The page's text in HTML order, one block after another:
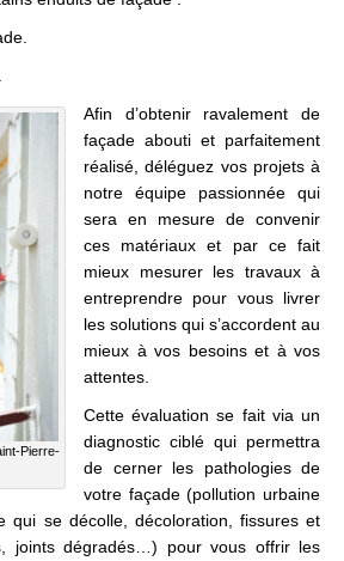
Pierre-
Afin d’obtenir ravalement de
façade abouti et parfaitement
réalisé, déléguez vos projets à
notre équipe passionnée qui
sera en mesure de convenir
ces matériaux et par ce fait
mieux mesurer les travaux à
entreprendre pour vous livrer
les solutions qui s’accordent au
mieux à vos besoins et à vos
attentes.
Cette évaluation se fait via un
diagnostic ciblé qui permettra
de cerner les pathologies de
votre façade (pollution urbaine
qui se décolle, décoloration, fissures et
joints dégradés…) pour vous offrir les